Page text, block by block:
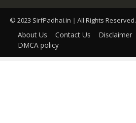
© 2023 SirfPadhai.in | All Rights Reserved.
About Us Contact Us Disclaimer
DMCA policy